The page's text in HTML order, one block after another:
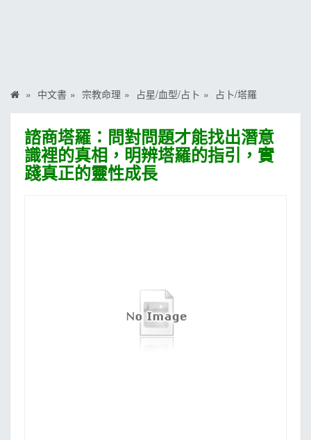
中文書 宗教命理 占星/血型/占卜 占卜/塔羅
諮商塔羅：問對問題才能找出潛意
識裡的真相，明辨塔羅的指引，實
踐真正的靈性成長